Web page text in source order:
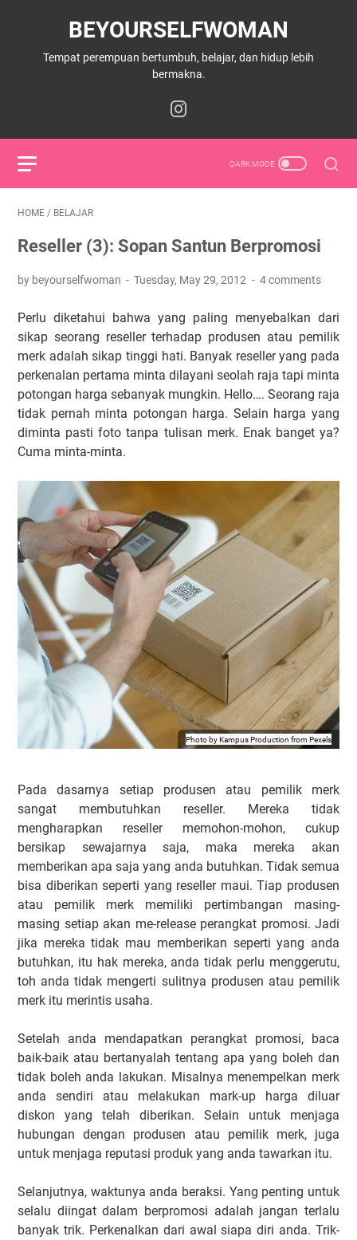
BEYOURSELFWOMAN
Tempat perempuan bertumbuh, belajar, dan hidup lebih
bermakna.
HOME / BELAJAR
Reseller (3): Sopan Santun Berpromosi
by beyourselfwoman Tuesday, May 29, 2012 4 comments
Perlu diketahui bahwa yang paling menyebalkan dari
sikap seorang reseller terhadap produsen atau pemilik
merk adalah sikap tinggi hati. Banyak reseller yang pada
perkenalan pertama minta dilayani seolah raja tapi minta
potongan harga sebanyak mungkin. Hello…. Seorang raja
tidak pernah minta potongan harga. Selain harga yang
diminta pasti foto tanpa tulisan merk. Enak banget ya?
Cuma minta-minta.
Photo byKampus Production from Pexels
Pada dasarnya setiap produsen atau pemilik merk
sangat membutuhkan reseller. Mereka tidak
mengharapkan reseller memohon-mohon, cukup
bersikap sewajarnya saja, maka mereka akan
memberikan apa saja yang anda butuhkan. Tidak semua
bisa diberikan seperti yang reseller maui. Tiap produsen
atau pemilik merk memiliki pertimbangan masing-
masing setiap akan me-release perangkat promosi. Jadi
jika mereka tidak mau memberikan seperti yang anda
butuhkan, itu hak mereka, anda tidak perlu menggerutu,
toh anda tidak mengerti sulitnya produsen atau pemilik
merk itu merintis usaha.
Setelah anda mendapatkan perangkat promosi, baca
baik-baik atau bertanyalah tentang apa yang boleh dan
tidak boleh anda lakukan. Misalnya menempelkan merk
anda sendiri atau melakukan mark-up harga diluar
diskon yang telah diberikan. Selain untuk menjaga
hubungan dengan produsen atau pemilik merk, juga
untuk menjaga reputasi produk yang anda tawarkan itu.
Selanjutnya, waktunya anda beraksi. Yang penting untuk
selalu diingat dalam berpromosi adalah jangan terlalu
banyak trik. Perkenalkan dari awal siapa diri anda. Trik-